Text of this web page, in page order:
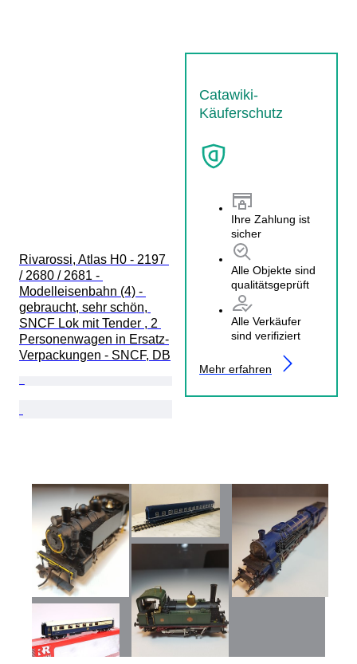
Rivarossi, Atlas H0 - 2197
/ 2680 / 2681 -
Modelleisenbahn (4) -
gebraucht, sehr schön,
SNCF Lok mit Tender , 2
Personenwagen in Ersatz-
Verpackungen - SNCF, DB
Catawiki-
Käuferschutz
Ihre Zahlung ist
sicher
Alle Objekte sind
qualitätsgeprüft
Alle Verkäufer
sind verifiziert
Mehr erfahren